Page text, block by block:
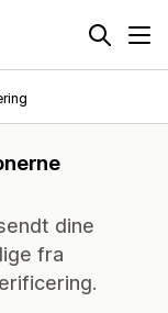
dine
fra